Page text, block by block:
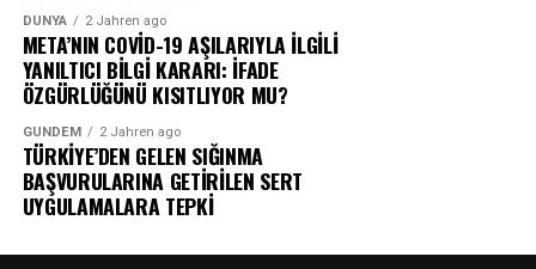
DÜNYA 2 Jahren ago
META’NIN COVİD-19 AŞILARIYLA İLGİLİ
YANILTICI BİLGİ KARARI: İFADE
ÖZGÜRLÜĞÜNÜ KISITLIYOR MU?
GÜNDEM 2 Jahren ago
TÜRKİYE’DEN GELEN SIĞINMA
BAŞVURULARINA GETİRİLEN SERT
UYGULAMALARA TEPKİ